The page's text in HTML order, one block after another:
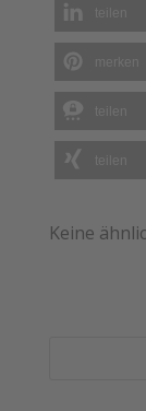
teilen
teilen
teilen
Keine